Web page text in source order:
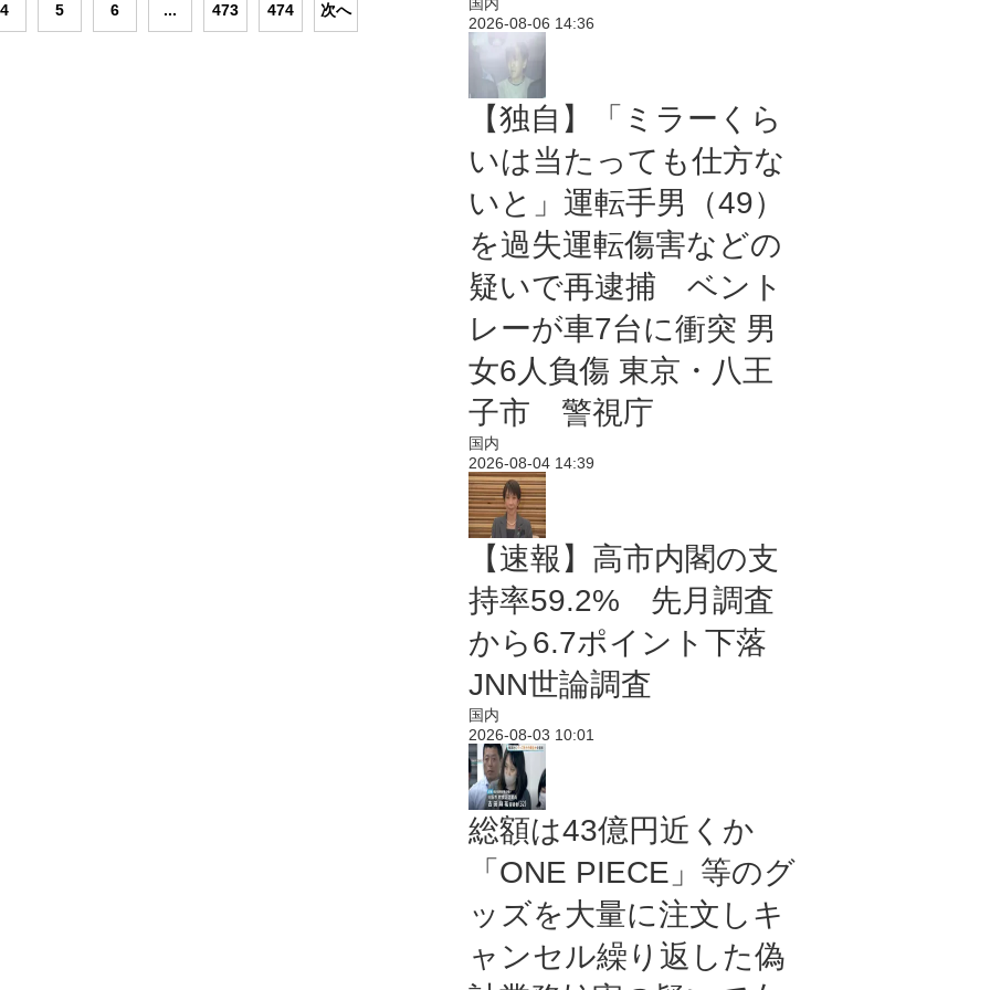
4 5 6 ... 473 474 次へ
2026-08-06 14:36
【独自】「ミラーくら
いは当たっても仕方な
いと」運転手男（49）
を過失運転傷害などの
疑いで再逮捕 ベント
レーが車7台に衝突 男
女6人負傷 東京・八王
子市 警視庁
国内
2026-08-04 14:39
【速報】高市内閣の支
持率59.2% 先月調査
から6.7ポイント下落
JNN世論調査
国内
2026-08-03 10:01
総額は43億円近くか
「ONE PIECE」等のグ
ッズを大量に注文しキ
ャンセル繰り返した偽